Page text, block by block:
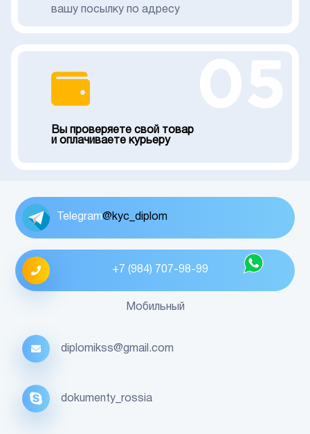
вашу посылку по адресу
Вы проверяете свой товар
и оплачиваете курьеру
Telegram@kyc_diplom
+7 (984) 707-98-99
Мобильный
diplomikss@gmail.com
dokumenty_rossia